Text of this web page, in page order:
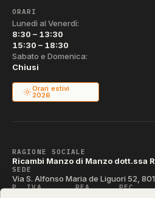
ORARI
Lunedì al Venerdì:
8:30 – 13:30
15:30 – 18:30
Sabato e Domenica:
Chiusi
Orari estivi
2026
RAGIONE SOCIALE
Ricambi Manzo di Manzo dott.ssa
SEDE
Via S. Alfonso Maria de Liguori 52,
P. IVA REA PEC